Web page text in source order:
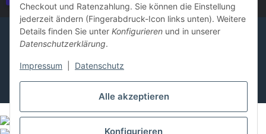
Alle akzeptieren
Konfigurieren
Checkout und Ratenzahlung. Sie können die Einstellung
jederzeit ändern (Fingerabdruck-Icon links unten). Weitere
Details finden Sie unter Konfigurieren und in unserer
Datenschutzerklärung.
Impressum Datenschutz